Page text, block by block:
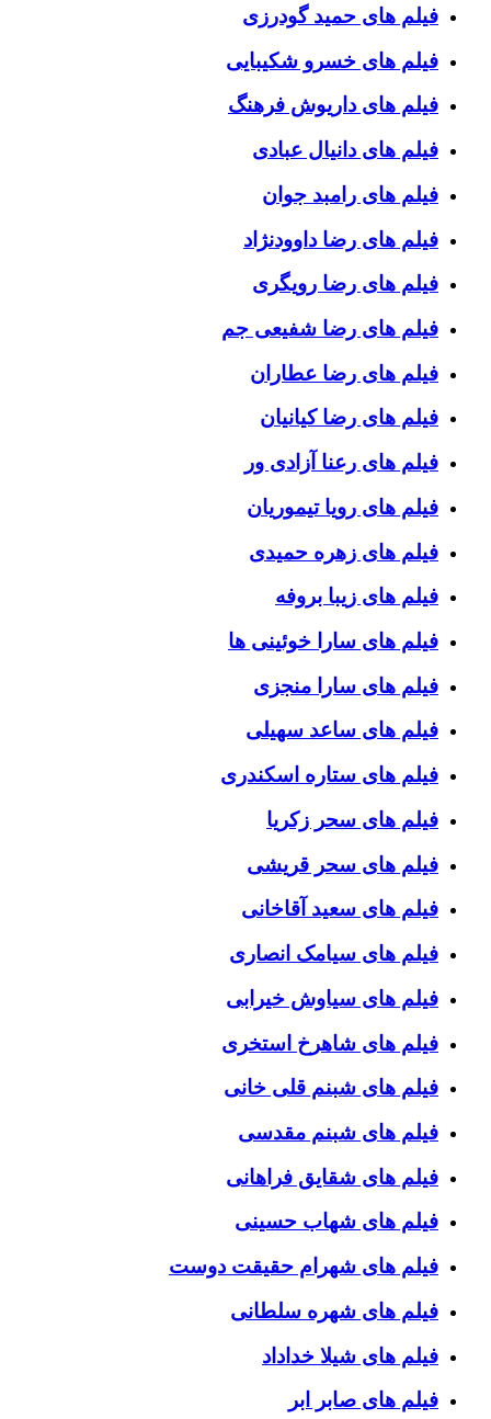
فیلم های حمید گودرزی
فیلم های خسرو شکیبایی
فیلم های داریوش فرهنگ
فیلم های دانیال عبادی
فیلم های رامبد جوان
فیلم های رضا داوودنژاد
فیلم های رضا رویگری
فیلم های رضا شفیعی جم
فیلم های رضا عطاران
فیلم های رضا کیانیان
فیلم های رعنا آزادی ور
فیلم های رویا تیموریان
فیلم های زهره حمیدی
فیلم های زیبا بروفه
فیلم های سارا خوئینی ها
فیلم های سارا منجزی
فیلم های ساعد سهیلی
فیلم های ستاره اسکندری
فیلم های سحر زکریا
فیلم های سحر قریشی
فیلم های سعید آقاخانی
فیلم های سیامک انصاری
فیلم های سیاوش خیرابی
فیلم های شاهرخ استخری
فیلم های شبنم قلی خانی
فیلم های شبنم مقدسی
فیلم های شقایق فراهانی
فیلم های شهاب حسینی
فیلم های شهرام حقیقت دوست
فیلم های شهره سلطانی
فیلم های شیلا خداداد
فیلم های صابر ابر